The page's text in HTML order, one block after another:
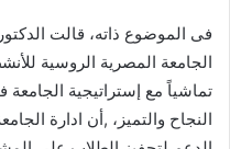
فى الموضوع ذاته، قالت
الجامعة المصرية الروسية
تماشياً مع إستراتيجية
النجاح والتميز، ,أن ادارة